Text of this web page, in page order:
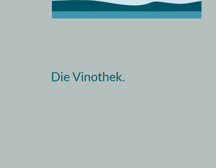
Die Vinothek.